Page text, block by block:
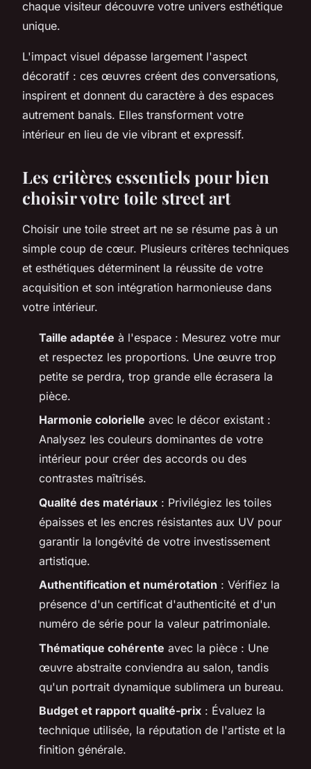
chaque visiteur découvre votre univers esthétique
unique.
L'impact visuel dépasse largement l'aspect
décoratif : ces œuvres créent des conversations,
inspirent et donnent du caractère à des espaces
autrement banals. Elles transforment votre
intérieur en lieu de vie vibrant et expressif.
Les critères essentiels pour bien
choisir votre toile street art
Choisir une toile street art ne se résume pas à un
simple coup de cœur. Plusieurs critères techniques
et esthétiques déterminent la réussite de votre
acquisition et son intégration harmonieuse dans
votre intérieur.
Taille adaptée à l'espace : Mesurez votre mur
et respectez les proportions. Une œuvre trop
petite se perdra, trop grande elle écrasera la
pièce.
Harmonie colorielle avec le décor existant :
Analysez les couleurs dominantes de votre
intérieur pour créer des accords ou des
contrastes maîtrisés.
Qualité des matériaux : Privilégiez les toiles
épaisses et les encres résistantes aux UV pour
garantir la longévité de votre investissement
artistique.
Authentification et numérotation : Vérifiez la
présence d'un certificat d'authenticité et d'un
numéro de série pour la valeur patrimoniale.
Thématique cohérente avec la pièce : Une
œuvre abstraite conviendra au salon, tandis
qu'un portrait dynamique sublimera un bureau.
Budget et rapport qualité-prix : Évaluez la
technique utilisée, la réputation de l'artiste et la
finition générale.